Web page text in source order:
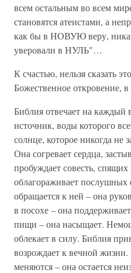
всем остальным во всем
становятся атеистами, а
как бы в НОВУЮ веру, никак
уверовали в НУЛЬ"…
К счастью, нельзя сказать
Божественное откровение,
Библия отвечает на
источник, воды которого
солнце, которое никогда не
Она согревает сердца,
пробуждает совесть,
облагораживает
обращается к ней – она
в посохе – она
пищи – она насыщает.
облекает в силу. Библия
возрождает к вечной жизни.
меняются – она остается